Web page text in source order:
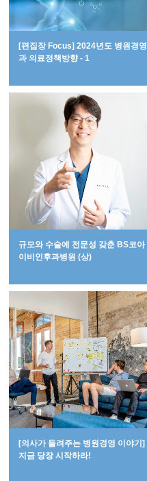
[편집장 Focus] 2024년도 병원경영
과 의료정책방향 - 1
규모와 수술에 전문성 갖춘 BS코아
이비인후과병원 (상)
[의사가 들려주는 병원경영 이야기]
지금 당장 시작하라!